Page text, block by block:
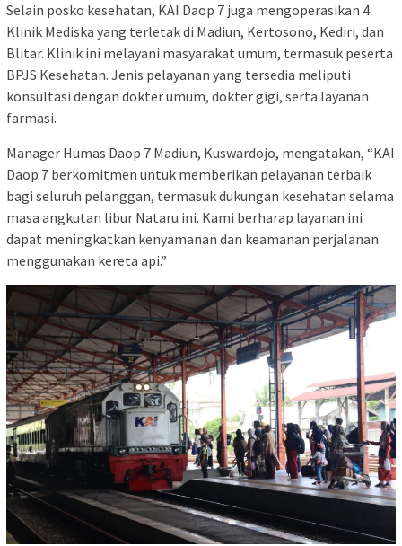
Selain posko kesehatan, KAI Daop 7 juga mengoperasikan 4
Klinik Mediska yang terletak di Madiun, Kertosono, Kediri, dan
Blitar. Klinik ini melayani masyarakat umum, termasuk peserta
BPJS Kesehatan. Jenis pelayanan yang tersedia meliputi
konsultasi dengan dokter umum, dokter gigi, serta layanan
farmasi.
Manager Humas Daop 7 Madiun, Kuswardojo, mengatakan, “KAI
Daop 7 berkomitmen untuk memberikan pelayanan terbaik
bagi seluruh pelanggan, termasuk dukungan kesehatan selama
masa angkutan libur Nataru ini. Kami berharap layanan ini
dapat meningkatkan kenyamanan dan keamanan perjalanan
menggunakan kereta api.”